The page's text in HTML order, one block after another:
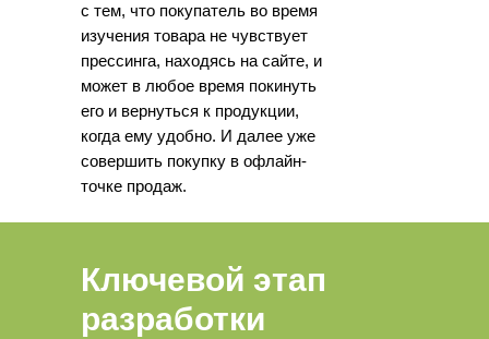
с тем, что покупатель во время
изучения товара не чувствует
прессинга, находясь на сайте, и
может в любое время покинуть
его и вернуться к продукции,
когда ему удобно. И далее уже
совершить покупку в офлайн-
точке продаж.
Ключевой этап
разработки